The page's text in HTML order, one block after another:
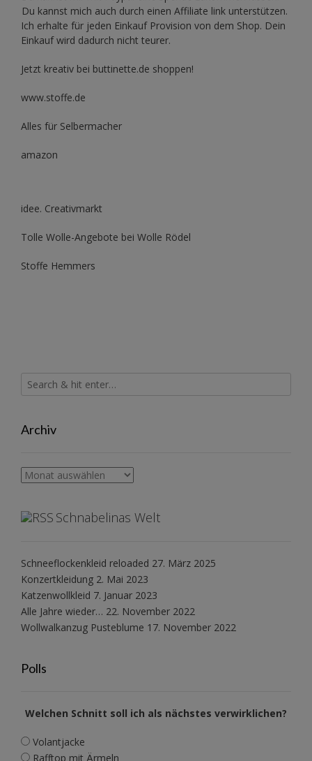
Du kannst mich auch durch einen Affiliate link unterstützen.
Ich erhalte für jeden Einkauf Provision von dem Shop. Dein
Einkauf wird dadurch nicht teurer.
Jetzt kreativ bei buttinette.de shoppen!
www.stoffe.de
Alles für Selbermacher
amazon
idee. Creativmarkt
Tolle Wolle-Angebote bei Wolle Rödel
Stoffe Hemmers
Archiv
Archiv
Schnabelinas Welt
Schneeflockenkleid reloaded 27. März 2025
Konzertkleidung 2. Mai 2023
Katzenwollkleid 7. Januar 2023
Alle Jahre wieder… 22. November 2022
Wollwalkanzug Pusteblume 17. November 2022
Polls
Welchen Schnitt soll ich als nächstes verwirklichen?
Volantjacke
Rafftop mit Ärmeln